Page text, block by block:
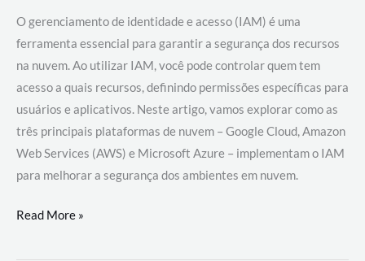
O gerenciamento de identidade e acesso (IAM) é uma
ferramenta essencial para garantir a segurança dos recursos
na nuvem. Ao utilizar IAM, você pode controlar quem tem
acesso a quais recursos, definindo permissões específicas para
usuários e aplicativos. Neste artigo, vamos explorar como as
três principais plataformas de nuvem – Google Cloud, Amazon
Web Services (AWS) e Microsoft Azure – implementam o IAM
para melhorar a segurança dos ambientes em nuvem.
Gerenciamento
Read More »